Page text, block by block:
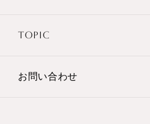
TOPIC
お問い合わせ